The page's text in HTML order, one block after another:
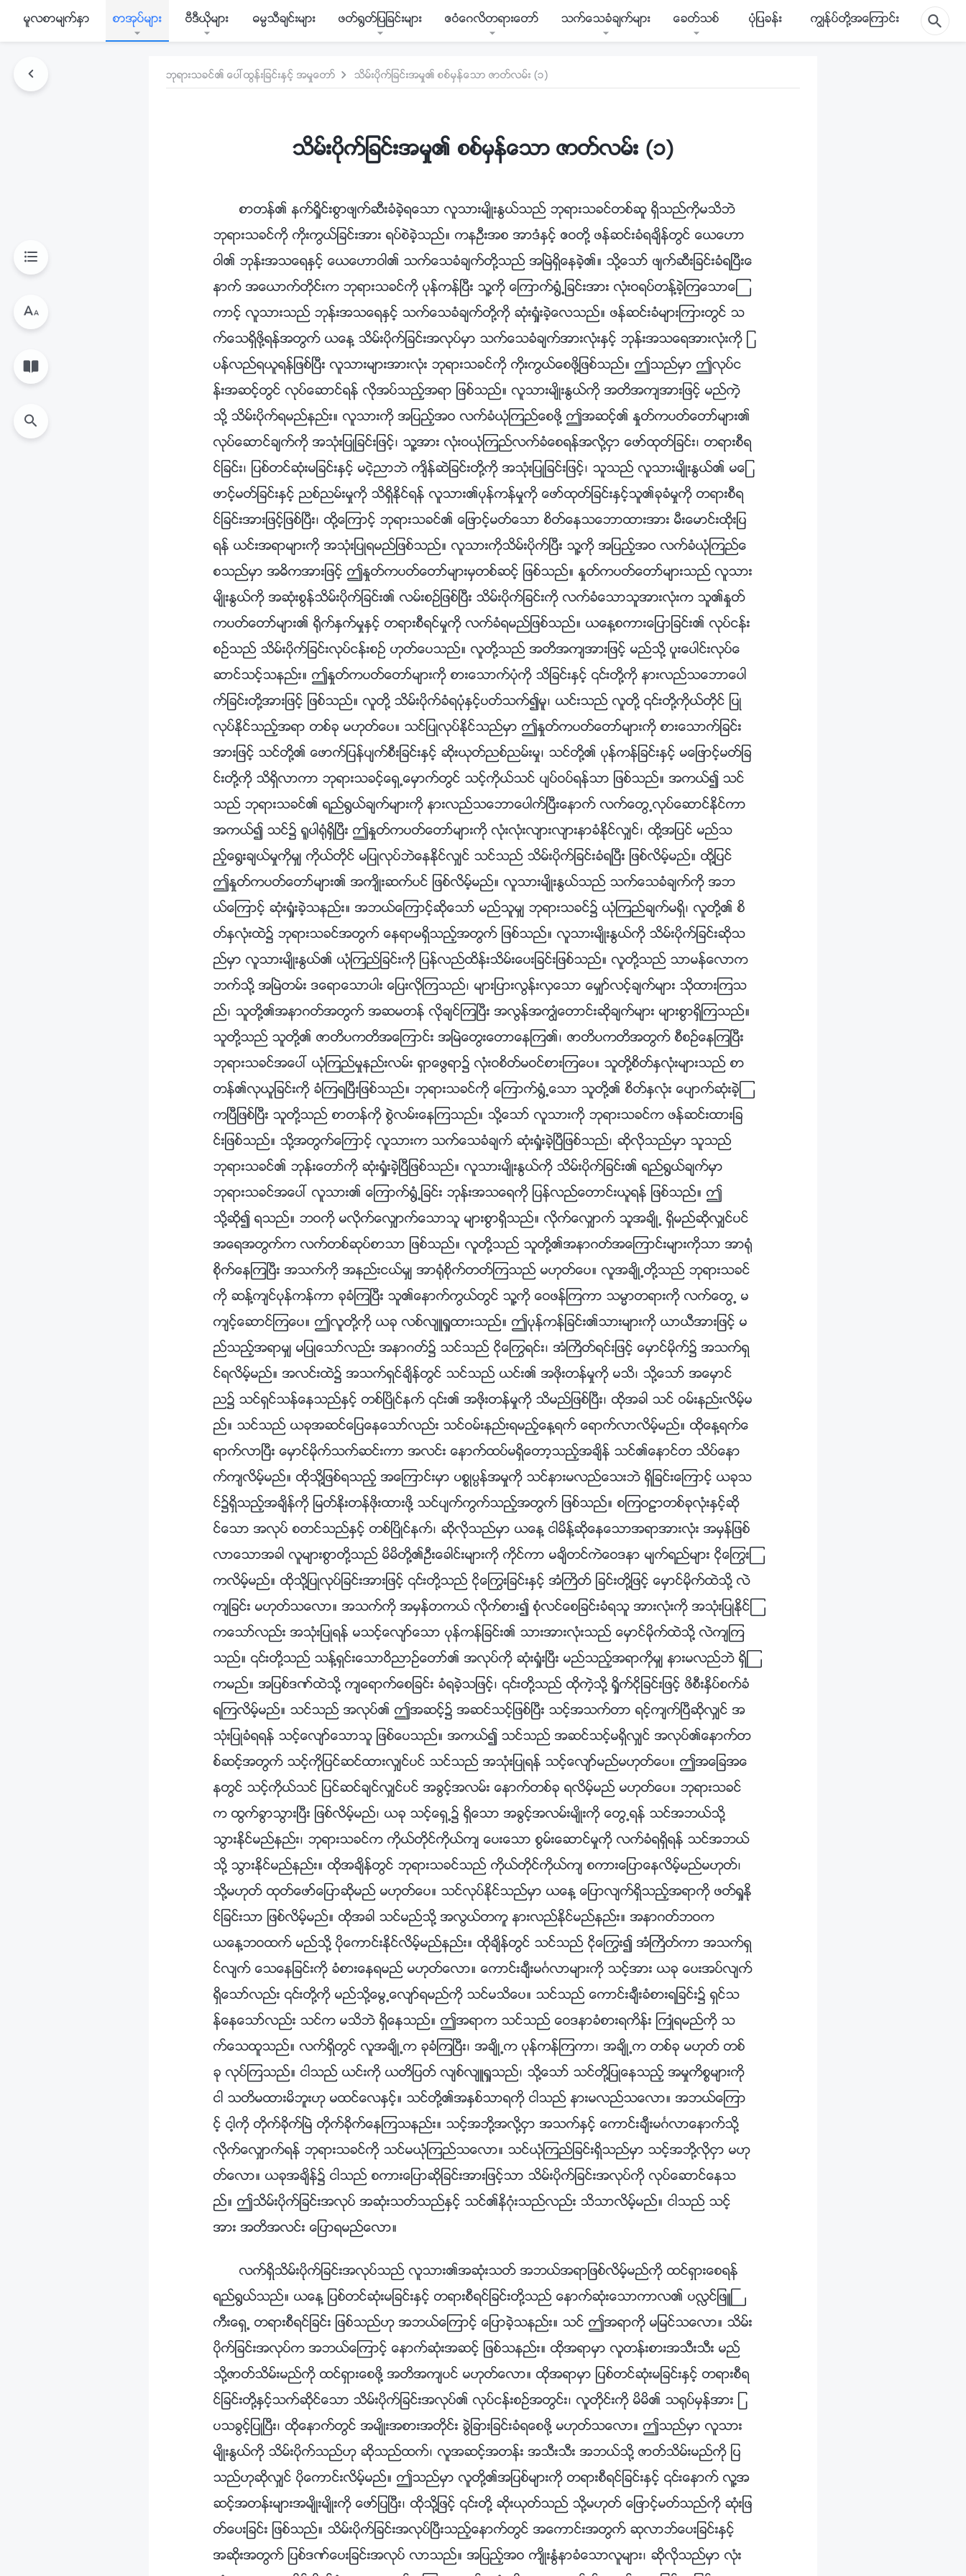
မူလစာမ်က္ႏွာ စာအုပ္မ်ား ဗီဒီယိုမ်ား ဓမၼသီခ်င္းမ်ား ဖတ္႐ြတ္ျပျခင္းမ်ား ဧဝံေဂလိတရားေတာ္ သက္ေသခံခ်က္မ်ား ေခတ္သစ္ ပုံျပခန္း ကြၽန္ုပ္တို႔အေၾကာင္း
ဘုရားသခင္၏ ေပၚထြန္းျခင္းႏွင့္ အမႈေတာ္ သိမ္းပိုက္ျခင္းအမႈ၏ စစ္မွန္ေသာ ဇာတ္လမ္း (၁)
သိမ္းပိုက္ျခင္းအမႈ၏ စစ္မွန္ေသာ ဇာတ္လမ္း (၁)
စာတန္၏ နက္ရႈိင္းစြာဖ်က္ဆီးခံခဲ့ရေသာ လူသားမ်ိဳးႏြယ္သည္ ဘုရားသခင္တစ္ဆူ ရွိသည္ကိုမသိဘဲ
ဘုရားသခင္ကို ကိုးကြယ္ျခင္းအား ရပ္စဲခဲ့သည္။ ကနဦးအစ အာဒံႏွင့္ ဧဝတို႔ ဖန္ဆင္းခံရခ်ိန္တြင္ ေယေဟာ
ဝါ၏ ဘုန္းအသေရႏွင့္ ေယေဟာဝါ၏ သက္ေသခံခ်က္တို႔သည္ အၿမဲရွိေနခဲ့၏။ သို႔ေသာ္ ဖ်က္ဆီးျခင္းခံရၿပီးေ
နာက္ အေယာက္တိုင္းက ဘုရားသခင္ကို ပုန္ကန္ၿပီး သူ႔ကို ေၾကာက္႐ြံ႕ျခင္းအား လုံးဝရပ္တန႔္ခဲ့ၾကေသာေၾ
ကာင့္ လူသားသည္ ဘုန္းအသေရႏွင့္ သက္ေသခံခ်က္တို႔ကို ဆုံးရႈံးခဲ့ေလသည္။ ဖန္ဆင္းခံမ်ားၾကားတြင္ သ
က္ေသရွိဖို႔ရန္အတြက္ ယေန႔ သိမ္းပိုက္ျခင္းအလုပ္မွာ သက္ေသခံခ်က္အားလုံးႏွင့္ ဘုန္းအသေရအားလုံးကို ျ
ပန္လည္ရယူရန္ျဖစ္ၿပီး လူသားမ်ားအားလုံး ဘုရားသခင္ကို ကိုးကြယ္ေစဖို႔ျဖစ္သည္။ ဤသည္မွာ ဤလုပ္င
န္းအဆင့္တြင္ လုပ္ေဆာင္ရန္ လိုအပ္သည့္အရာ ျဖစ္သည္။ လူသားမ်ိဳးႏြယ္ကို အတိအက်အားျဖင့္ မည္ကဲ့
သို႔ သိမ္းပိုက္ရမည္နည္း။ လူသားကို အျပည့္အဝ လက္ခံယုံၾကည္ေစဖို႔ ဤအဆင့္၏ ႏႈတ္ကပတ္ေတာ္မ်ား၏
လုပ္ေဆာင္ခ်က္ကို အသုံးျပဳျခင္းျဖင့္၊ သူ႔အား လုံးဝယုံၾကည္လက္ခံေစရန္အလို႔ငွာ ေဖာ္ထုတ္ျခင္း၊ တရားစီရ
င္ျခင္း၊ ျပစ္တင္ဆုံးမျခင္းႏွင့္ မငဲ့ညာဘဲ က်ိန္ဆဲျခင္းတို႔ကို အသုံးျပဳျခင္းျဖင့္၊ သူသည္ လူသားမ်ိဳးႏြယ္၏ မေျ
ဖာင့္မတ္ျခင္းႏွင့္ ညစ္ညမ္းမႈကို သိရွိႏိုင္ရန္ လူသား၏ပုန္ကန္မႈကို ေဖာ္ထုတ္ျခင္းႏွင့္သူ၏ခုခံမႈကို တရားစီရ
င္ျခင္းအားျဖင့္ျဖစ္ၿပီး၊ ထို႔ေၾကာင့္ ဘုရားသခင္၏ ေျဖာင့္မတ္ေသာ စိတ္ေနသေဘာထားအား မီးေမာင္းထိုးျပ
ရန္ ယင္းအရာမ်ားကို အသုံးျပဳရမည္ျဖစ္သည္။ လူသားကိုသိမ္းပိုက္ၿပီး သူ႔ကို အျပည့္အဝ လက္ခံယုံၾကည္ေ
စသည္မွာ အဓိကအားျဖင့္ ဤႏႈတ္ကပတ္ေတာ္မ်ားမွတစ္ဆင့္ ျဖစ္သည္။ ႏႈတ္ကပတ္ေတာ္မ်ားသည္ လူသား
မ်ိဳးႏြယ္ကို အဆုံးစြန္သိမ္းပိုက္ျခင္း၏ လမ္းစဥ္ျဖစ္ၿပီး သိမ္းပိုက္ျခင္းကို လက္ခံေသာသူအားလုံးက သူ၏ႏႈတ္
ကပတ္ေတာ္မ်ား၏ ႐ိုက္ႏွက္မႈႏွင့္ တရားစီရင္မႈကို လက္ခံရမည္ျဖစ္သည္။ ယေန႔စကားေျပာျခင္း၏ လုပ္ငန္း
စဥ္သည္ သိမ္းပိုက္ျခင္းလုပ္ငန္းစဥ္ ဟုတ္ေပသည္။ လူတို႔သည္ အတိအက်အားျဖင့္ မည္သို႔ ပူးေပါင္းလုပ္ေ
ဆာင္သင့္သနည္း။ ဤႏႈတ္ကပတ္ေတာ္မ်ားကို စားေသာက္ပုံကို သိျခင္းႏွင့္ ၎တို႔ကို နားလည္သေဘာေပါ
က္ျခင္းတို႔အားျဖင့္ ျဖစ္သည္။ လူတို႔ သိမ္းပိုက္ခံရပုံႏွင့္ပတ္သက္၍မူ၊ ယင္းသည္ လူတို႔ ၎တို႔ကိုယ္တိုင္ ျပဳ
လုပ္ႏိုင္သည့္အရာ တစ္ခု မဟုတ္ေပ။ သင္ျပဳလုပ္ႏိုင္သည္မွာ ဤႏႈတ္ကပတ္ေတာ္မ်ားကို စားေသာက္ျခင္း
အားျဖင့္ သင္တို႔၏ ေဖာက္ျပန္ပ်က္စီးျခင္းႏွင့္ ဆိုးယုတ္ညစ္ညမ္းမႈ၊ သင္တို႔၏ ပုန္ကန္ျခင္းႏွင့္ မေျဖာင့္မတ္ျခ
င္းတို႔ကို သိရွိလာကာ ဘုရားသခင့္ေရွ႕ေမွာက္တြင္ သင့္ကိုယ္သင္ ပ်ပ္ဝပ္ရန္သာ ျဖစ္သည္။ အကယ္၍ သင္
သည္ ဘုရားသခင္၏ ရည္႐ြယ္ခ်က္မ်ားကို နားလည္သေဘာေပါက္ၿပီးေနာက္ လက္ေတြ႕လုပ္ေဆာင္ႏိုင္ကာ
အကယ္၍ သင္၌ ႐ူပါ႐ုံရွိၿပီး ဤႏႈတ္ကပတ္ေတာ္မ်ားကို လုံးလုံးလ်ားလ်ားနာခံႏိုင္လွ်င္၊ ထို႔အျပင္ မည္သ
ည့္ေ႐ြးခ်ယ္မႈကိုမွ် ကိုယ္တိုင္ မျပဳလုပ္ဘဲေနႏိုင္လွ်င္ သင္သည္ သိမ္းပိုက္ျခင္းခံရၿပီး ျဖစ္လိမ့္မည္။ ထို႔ျပင္
ဤႏႈတ္ကပတ္ေတာ္မ်ား၏ အက်ိဳးဆက္ပင္ ျဖစ္လိမ့္မည္။ လူသားမ်ိဳးႏြယ္သည္ သက္ေသခံခ်က္ကို အဘ
ယ္ေၾကာင့္ ဆုံးရႈံးခဲ့သနည္း။ အဘယ္ေၾကာင့္ဆိုေသာ္ မည္သူမွ် ဘုရားသခင္၌ ယုံၾကည္ခ်က္မရွိ၊ လူတို႔၏ စိ
တ္ႏွလုံးထဲ၌ ဘုရားသခင္အတြက္ ေနရာမရွိသည့္အတြက္ ျဖစ္သည္။ လူသားမ်ိဳးႏြယ္ကို သိမ္းပိုက္ျခင္းဆိုသ
ည္မွာ လူသားမ်ိဳးႏြယ္၏ ယုံၾကည္ျခင္းကို ျပန္လည္ထိန္းသိမ္းေပးျခင္းျဖစ္သည္။ လူတို႔သည္ သာမန္ေလာက
ဘက္သို႔ အၿမဲတမ္း ဒေရာေသာပါး ေျပးလိုၾကသည္၊ မ်ားျပားလြန္းလွေသာ ေမွ်ာ္လင့္ခ်က္မ်ား သိုထားၾကသ
ည္၊ သူတို႔၏အနာဂတ္အတြက္ အဆမတန္ လိုခ်င္ၾကၿပီး အလြန္အကြၽံေတာင္းဆိုခ်က္မ်ား မ်ားစြာရွိၾကသည္။
သူတို႔သည္ သူတို႔၏ ဇာတိပကတိအေၾကာင္း အၿမဲေတြးေတာေနၾက၏၊ ဇာတိပကတိအတြက္ စီစဥ္ေနၾကၿပီး
ဘုရားသခင္အေပၚ ယုံၾကည္မႈနည္းလမ္း ရွာေဖြရာ၌ လုံးဝစိတ္မဝင္စားၾကေပ။ သူတို႔စိတ္ႏွလုံးမ်ားသည္ စာ
တန္၏လုယူျခင္းကို ခံၾကရၿပီးျဖစ္သည္။ ဘုရားသခင္ကို ေၾကာက္႐ြံ႕ေသာ သူတို႔၏ စိတ္ႏွလုံး ေပ်ာက္ဆုံးခဲ့ၾ
ကၿပီျဖစ္ၿပီး သူတို႔သည္ စာတန္ကို စြဲလမ္းေနၾကသည္။ သို႔ေသာ္ လူသားကို ဘုရားသခင္က ဖန္ဆင္းထားျခ
င္းျဖစ္သည္။ သို႔အတြက္ေၾကာင့္ လူသားက သက္ေသခံခ်က္ ဆုံးရႈံးခဲ့ၿပီျဖစ္သည္၊ ဆိုလိုသည္မွာ သူသည္
ဘုရားသခင္၏ ဘုန္းေတာ္ကို ဆုံးရႈံးခဲ့ၿပီျဖစ္သည္။ လူသားမ်ိဳးႏြယ္ကို သိမ္းပိုက္ျခင္း၏ ရည္႐ြယ္ခ်က္မွာ
ဘုရားသခင္အေပၚ လူသား၏ ေၾကာက္႐ြံ႕ျခင္း ဘုန္းအသေရကို ျပန္လည္ေတာင္းယူရန္ ျဖစ္သည္။ ဤ
သို႔ဆို၍ ရသည္။ ဘဝကို မလိုက္ေလွ်ာက္ေသာသူ မ်ားစြာရွိသည္။ လိုက္ေလွ်ာက္ သူအခ်ိဳ႕ ရွိမည္ဆိုလွ်င္ပင္
အေရအတြက္က လက္တစ္ဆုပ္စာသာ ျဖစ္သည္။ လူတို႔သည္ သူတို႔၏အနာဂတ္အေၾကာင္းမ်ားကိုသာ အာ႐ုံ
စိုက္ေနၾကၿပီး အသက္ကို အနည္းငယ္မွ် အာ႐ုံစိုက္တတ္ၾကသည္ မဟုတ္ေပ။ လူအခ်ိဳ႕တို႔သည္ ဘုရားသခင္
ကို ဆန႔္က်င္ပုန္ကန္ကာ ခုခံၾကၿပီး သူ၏ေနာက္ကြယ္တြင္ သူ႔ကို ေဝဖန္ၾကကာ သမၼာတရားကို လက္ေတြ႕ မ
က်င့္ေဆာင္ၾကေပ။ ဤလူတို႔ကို ယခု လစ္လ်ဴရႈထားသည္။ ဤပုန္ကန္ျခင္း၏သားမ်ားကို ယာယီအားျဖင့္ မ
ည္သည့္အရာမွ် မျပဳေသာ္လည္း အနာဂတ္၌ သင္သည္ ငိုေႂကြရင္း၊ အံႀကိတ္ရင္းျဖင့္ ေမွာင္မိုက္၌ အသက္ရွ
င္ရလိမ့္မည္။ အလင္းထဲ၌ အသက္ရွင္ခ်ိန္တြင္ သင္သည္ ယင္း၏ အဖိုးတန္မႈကို မသိ၊ သို႔ေသာ္ အေမွာင္
ည၌ သင္ရွင္သန္ေနသည္ႏွင့္ တစ္ၿပိဳင္နက္ ၎၏ အဖိုးတန္မႈကို သိမည္ျဖစ္ၿပီး၊ ထိုအခါ သင္ ဝမ္းနည္းလိမ့္မ
ည္။ သင္သည္ ယခုအဆင္ေျပေနေသာ္လည္း သင္ဝမ္းနည္းရမည့္ေန႔ရက္ ေရာက္လာလိမ့္မည္။ ထိုေန႔ရက္ေ
ရာက္လာၿပီး ေမွာင္မိုက္သက္ဆင္းကာ အလင္း ေနာက္ထပ္မရွိေတာ့သည့္အခ်ိန္ သင္၏ေနာင္တ သိပ္ေနာ
က္က်လိမ့္မည္။ ထိုသို႔ျဖစ္ရသည့္ အေၾကာင္းမွာ ပစၥဳပၸန္အမႈကို သင္နားမလည္ေသးဘဲ ရွိျခင္းေၾကာင့္ ယခုသ
င္၌ရွိသည့္အခ်ိန္ကို ျမတ္ႏိုးတန္ဖိုးထားဖို႔ သင္ပ်က္ကြက္သည့္အတြက္ ျဖစ္သည္။ စၾကဝဠာတစ္ခုလုံးႏွင့္ဆို
င္ေသာ အလုပ္ စတင္သည္ႏွင့္ တစ္ၿပိဳင္နက္၊ ဆိုလိုသည္မွာ ယေန႔ ငါမိန႔္ဆိုေနေသာအရာအားလုံး အမွန္ျဖစ္
လာေသာအခါ လူမ်ားစြာတို႔သည္ မိမိတို႔၏ဦးေခါင္းမ်ားကို ကိုင္ကာ မခ်ိတင္ကဲေဝဒနာ မ်က္ရည္မ်ား ငိုေႂကြးၾ
ကလိမ့္မည္။ ထိုသို႔ျပဳလုပ္ျခင္းအားျဖင့္ ၎တို႔သည္ ငိုေႂကြးျခင္းႏွင့္ အံႀကိတ္ ျခင္းတို႔ျဖင့္ ေမွာင္မိုက္ထဲသို႔ လဲ
က်ျခင္း မဟုတ္သေလာ။ အသက္ကို အမွန္တကယ္ လိုက္စား၍ စုံလင္ေစျခင္းခံရသူ အားလုံးကို အသုံးျပဳႏိုင္ၾ
ကေသာ္လည္း အသုံးျပဳရန္ မသင့္ေလ်ာ္ေသာ ပုန္ကန္ျခင္း၏ သားအားလုံးသည္ ေမွာင္မိုက္ထဲသို႔ လဲက်ၾက
သည္။ ၎တို႔သည္ သန႔္ရွင္းေသာဝိညာဥ္ေတာ္၏ အလုပ္ကို ဆုံးရႈံးၿပီး မည္သည့္အရာကိုမွ် နားမလည္ဘဲ ရွိၾ
ကမည္။ အျပစ္ဒဏ္ထဲသို႔ က်ေရာက္ေစျခင္း ခံရခဲ့သျဖင့္၊ ၎တို႔သည္ ထိုကဲ့သို႔ ရႈိက္ငိုျခင္းျဖင့္ ဖိစီးႏွိပ္စက္ခံ
ရၾကလိမ့္မည္။ သင္သည္ အလုပ္၏ ဤအဆင့္၌ အဆင္သင့္ျဖစ္ၿပီး သင့္အသက္တာ ရင့္က်က္ၿပီဆိုလွ်င္ အ
သုံးျပဳခံရရန္ သင့္ေလ်ာ္ေသာသူ ျဖစ္ေပသည္။ အကယ္၍ သင္သည္ အဆင္သင့္မရွိလွ်င္ အလုပ္၏ေနာက္တ
စ္ဆင့္အတြက္ သင့္ကိုျပင္ဆင္ထားလွ်င္ပင္ သင္သည္ အသုံးျပဳရန္ သင့္ေလ်ာ္မည္မဟုတ္ေပ။ ဤအေျခအေ
နတြင္ သင့္ကိုယ္သင္ ျပင္ဆင္ခ်င္လွ်င္ပင္ အခြင့္အလမ္း ေနာက္တစ္ခု ရလိမ့္မည္ မဟုတ္ေပ။ ဘုရားသခင္
က ထြက္ခြာသြားၿပီး ျဖစ္လိမ့္မည္၊ ယခု သင့္ေရွ႕၌ ရွိေသာ အခြင့္အလမ္းမ်ိဳးကို ေတြ႕ရန္ သင္အဘယ္သို႔
သြားႏိုင္မည္နည္း၊ ဘုရားသခင္က ကိုယ္တိုင္ကိုယ္က် ေပးေသာ စြမ္းေဆာင္မႈကို လက္ခံရရွိရန္ သင္အဘယ္
သို႔ သြားႏိုင္မည္နည္း။ ထိုအခ်ိန္တြင္ ဘုရားသခင္သည္ ကိုယ္တိုင္ကိုယ္က် စကားေျပာေနလိမ့္မည္မဟုတ္၊
သို႔မဟုတ္ ထုတ္ေဖာ္ေျပာဆိုမည္ မဟုတ္ေပ။ သင္လုပ္ႏိုင္သည္မွာ ယေန႔ ေျပာလ်က္ရွိသည့္အရာကို ဖတ္ရႈႏို
င္ျခင္းသာ ျဖစ္လိမ့္မည္။ ထိုအခါ သင္မည္သို႔ အလြယ္တကူ နားလည္ႏိုင္မည္နည္း။ အနာဂတ္ဘဝက
ယေန႔ဘဝထက္ မည္သို႔ ပိုေကာင္းႏိုင္လိမ့္မည္နည္း။ ထိုခ်ိန္တြင္ သင္သည္ ငိုေႂကြး၍ အံႀကိတ္ကာ အသက္ရွ
င္လ်က္ ေသေနျခင္းကို ခံစားေနရမည္ မဟုတ္ေလာ။ ေကာင္းခ်ီးမဂၤလာမ်ားကို သင့္အား ယခု ေပးအပ္လ်က္
ရွိေသာ္လည္း ၎တို႔ကို မည္သို႔ေမြ႕ေလ်ာ္ရမည္ကို သင္မသိေပ။ သင္သည္ ေကာင္းခ်ီးခံစားရျခင္း၌ ရွင္သ
န္ေနေသာ္လည္း သင္က မသိဘဲ ရွိေနသည္။ ဤအရာက သင္သည္ ေဝဒနာခံစားရကိန္း ႀကဳံရမည္ကို သ
က္ေသထူသည္။ လက္ရွိတြင္ လူအခ်ိဳ႕က ခုခံၾကၿပီး၊ အခ်ိဳ႕က ပုန္ကန္ၾကကာ၊ အခ်ိဳ႕က တစ္ခု မဟုတ္ တစ္
ခု လုပ္ၾကသည္။ ငါသည္ ယင္းကို ယတိျပတ္ လ်စ္လ်ဴရႈသည္၊ သို႔ေသာ္ သင္တို႔ျပဳေနသည့္ အမႈကိစၥမ်ားကို
ငါ သတိမထားမိဘူးဟု မထင္ေလႏွင့္။ သင္တို႔၏အႏွစ္သာရကို ငါသည္ နားမလည္သေလာ။ အဘယ္ေၾကာ
င့္ ငါ့ကို တိုက္ခိုက္ၿမဲ တိုက္ခိုက္ေနၾကသနည္း။ သင့္အဘို႔အလို႔ငွာ အသက္ႏွင့္ ေကာင္းခ်ီးမဂၤလာေနာက္သို႔
လိုက္ေလွ်ာက္ရန္ ဘုရားသခင္ကို သင္မယုံၾကည္သေလာ။ သင္ယုံၾကည္ျခင္းရွိသည္မွာ သင့္အဘို႔လိုငွာ မဟု
တ္ေလာ။ ယခုအခ်ိန္၌ ငါသည္ စကားေျပာဆိုျခင္းအားျဖင့္သာ သိမ္းပိုက္ျခင္းအလုပ္ကို လုပ္ေဆာင္ေနသ
ည္။ ဤသိမ္းပိုက္ျခင္းအလုပ္ အဆုံးသတ္သည္ႏွင့္ သင္၏နိဂုံးသည္လည္း သိသာလိမ့္မည္။ ငါသည္ သင့္
အား အတိအလင္း ေျပာရမည္ေလာ။
လက္ရွိသိမ္းပိုက္ျခင္းအလုပ္သည္ လူသား၏အဆုံးသတ္ အဘယ္အရာျဖစ္လိမ့္မည္ကို ထင္ရွားေစရန္
ရည္႐ြယ္သည္။ ယေန႔ ျပစ္တင္ဆုံးမျခင္းႏွင့္ တရားစီရင္ျခင္းတို႔သည္ ေနာက္ဆုံးေသာကာလ၏ ပလႅင္ျဖဴႀ
ကီးေရွ႕ တရားစီရင္ျခင္း ျဖစ္သည္ဟု အဘယ္ေၾကာင့္ ေျပာခဲ့သနည္း။ သင္ ဤအရာကို မျမင္သေလာ။ သိမ္း
ပိုက္ျခင္းအလုပ္က အဘယ္ေၾကာင့္ ေနာက္ဆုံးအဆင့္ ျဖစ္သနည္း။ ထိုအရာမွာ လူတန္းစားအသီးသီး မည္
သို႔ဇာတ္သိမ္းမည္ကို ထင္ရွားေစဖို႔ အတိအက်ပင္ မဟုတ္ေလာ။ ထိုအရာမွာ ျပစ္တင္ဆုံးမျခင္းႏွင့္ တရားစီရ
င္ျခင္းတို႔ႏွင့္သက္ဆိုင္ေသာ သိမ္းပိုက္ျခင္းအလုပ္၏ လုပ္ငန္းစဥ္အတြင္း၊ လူတိုင္းကို မိမိ၏ သ႐ုပ္မွန္အား ျ
ပသခြင့္ျပဳၿပီး၊ ထိုေနာက္တြင္ အမ်ိဳးအစားအတိုင္း ခြဲျခားျခင္းခံရေစဖို႔ မဟုတ္သေလာ။ ဤသည္မွာ လူသား
မ်ိဳးႏြယ္ကို သိမ္းပိုက္သည္ဟု ဆိုသည္ထက္၊ လူအဆင့္အတန္း အသီးသီး အဘယ္သို႔ ဇာတ္သိမ္းမည္ကို ျပ
သည္ဟုဆိုလွ်င္ ပိုေကာင္းလိမ့္မည္။ ဤသည္မွာ လူတို႔၏အျပစ္မ်ားကို တရားစီရင္ျခင္းႏွင့္ ၎ေနာက္ လူ႔အ
ဆင့္အတန္းမ်ားအမ်ိဳးမ်ိဳးကို ေဖာ္ျပၿပီး၊ ထိုသို႔ျဖင့္ ၎တို႔ ဆိုးယုတ္သည္ သို႔မဟုတ္ ေျဖာင့္မတ္သည္ကို ဆုံးျဖ
တ္ေပးျခင္း ျဖစ္သည္။ သိမ္းပိုက္ျခင္းအလုပ္ၿပီးသည့္ေနာက္တြင္ အေကာင္းအတြက္ ဆုလာဘ္ေပးျခင္းႏွင့္
အဆိုးအတြက္ ျပစ္ဒဏ္ေပးျခင္းအလုပ္ လာသည္။ အျပည့္အဝ က်ိဳးႏြံနာခံေသာလူမ်ား၊ ဆိုလိုသည္မွာ လုံး